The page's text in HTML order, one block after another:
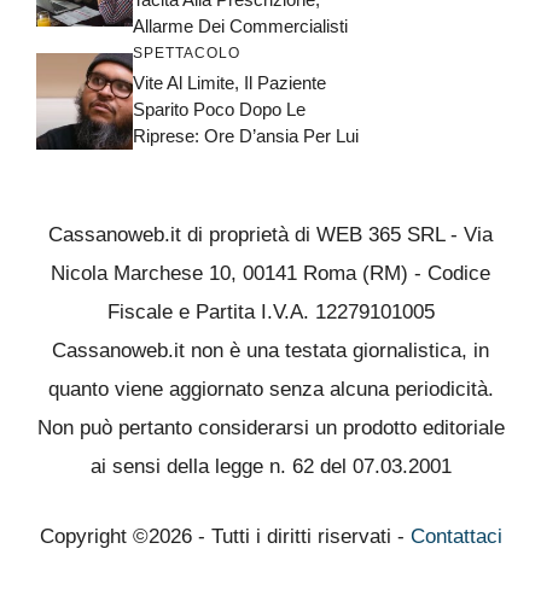
Allarme Dei Commercialisti
SPETTACOLO
Vite Al Limite, Il Paziente
Sparito Poco Dopo Le
Riprese: Ore D’ansia Per Lui
Cassanoweb.it di proprietà di WEB 365 SRL - Via
Nicola Marchese 10, 00141 Roma (RM) - Codice
Fiscale e Partita I.V.A. 12279101005
Cassanoweb.it non è una testata giornalistica, in
quanto viene aggiornato senza alcuna periodicità.
Non può pertanto considerarsi un prodotto editoriale
ai sensi della legge n. 62 del 07.03.2001
Copyright ©2026 - Tutti i diritti riservati - Contattaci